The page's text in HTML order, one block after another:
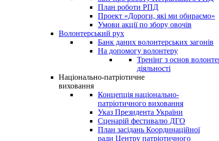
План роботи РПД
Проект «Дороги, які ми обираємо»
Умови акції по збору овочів
Волонтерський рух
Банк даних волонтерських загонів
На допомогу волонтеру
Тренінг з основ
діяльності
Національно-патріотичне
виховання
Концепція національно-
патріотичного виховання
Указ Президента України
Сценарій фестивалю ДГО
План засідань Координаційної
ради Центру патріотичного